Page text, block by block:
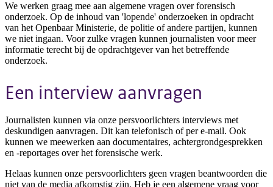
We werken graag mee aan algemene vragen over forensisch
onderzoek. Op de inhoud van 'lopende' onderzoeken in opdracht
van het Openbaar Ministerie, de politie of andere partijen, kunnen
we niet ingaan. Voor zulke vragen kunnen journalisten voor meer
informatie terecht bij de opdrachtgever van het betreffende
onderzoek.
Een interview aanvragen
Journalisten kunnen via onze persvoorlichters interviews met
deskundigen aanvragen. Dit kan telefonisch of per e-mail. Ook
kunnen we meewerken aan documentaires, achtergrondgesprekken
en -reportages over het forensische werk.
Helaas kunnen onze persvoorlichters geen vragen beantwoorden die
niet van de media afkomstig zijn. Heb je een algemene vraag voor